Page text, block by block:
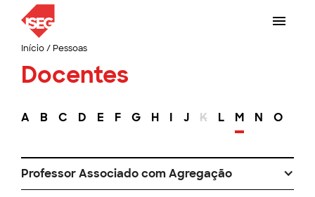
Início/ Pessoas
Docentes
A B C D E F G H I J K L M N O
Professor Associado com Agregação